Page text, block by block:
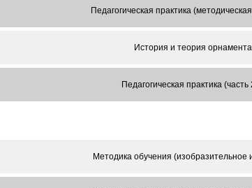
Педагогическая практика
История и теория
Педагогическая практика (часть
Методика обучения (изобразительное